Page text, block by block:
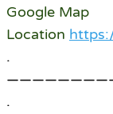
Google Map
Location
.
.